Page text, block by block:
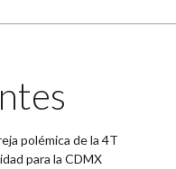
polémica de la 4T
para la CDMX